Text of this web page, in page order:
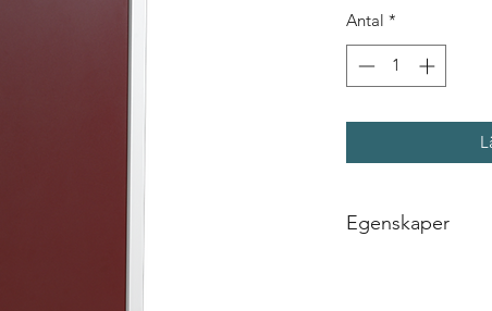
Antal *
Egenskaper